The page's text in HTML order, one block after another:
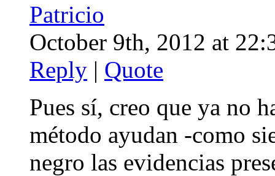
Patricio
October 9th, 2012 at
Reply | Quote
Pues sí, creo que ya no
método ayudan -como
negro las evidencias